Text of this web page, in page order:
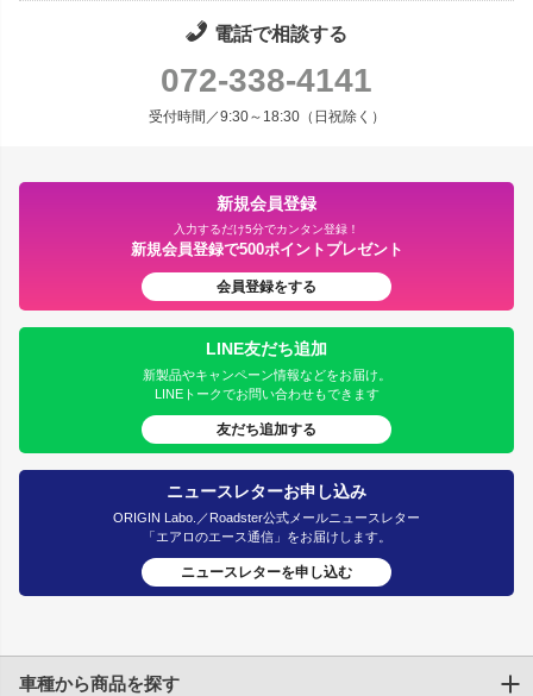
電話で相談する
072-338-4141
受付時間／9:30～18:30（日祝除く）
新規会員登録
入力するだけ5分でカンタン登録！
新規会員登録で500ポイントプレゼント
会員登録をする
LINE友だち追加
新製品やキャンペーン情報などをお届け。
LINEトークでお問い合わせもできます
友だち追加する
ニュースレターお申し込み
ORIGIN Labo.／Roadster公式メールニュースレター
「エアロのエース通信」をお届けします。
ニュースレターを申し込む
車種から商品を探す